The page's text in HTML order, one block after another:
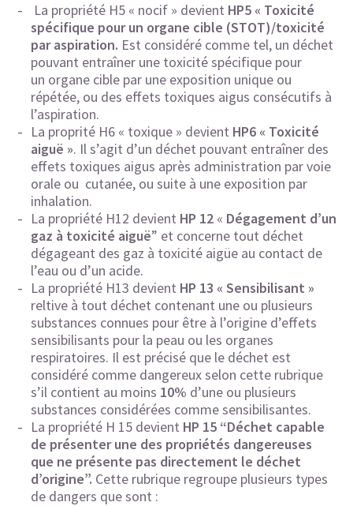
La propriété H5 « nocif » devient HP5 « Toxicité
spécifique pour un organe cible (STOT)/toxicité
par aspiration. Est considéré comme tel, un déchet
pouvant entraîner une toxicité spécifique pour
un organe cible par une exposition unique ou
répétée, ou des effets toxiques aigus consécutifs à
l’aspiration.
La proprité H6 « toxique » devient HP6 « Toxicité
aiguë ». Il s’agit d’un déchet pouvant entraîner des
effets toxiques aigus après administration par voie
orale ou cutanée, ou suite à une exposition par
inhalation.
La propriété H12 devient HP 12 « Dégagement d’un
gaz à toxicité aiguë” et concerne tout déchet
dégageant des gaz à toxicité aigüe au contact de
l’eau ou d’un acide.
La propriété H13 devient HP 13 « Sensibilisant »
reltive à tout déchet contenant une ou plusieurs
substances connues pour être à l’origine d’effets
sensibilisants pour la peau ou les organes
respiratoires. Il est précisé que le déchet est
considéré comme dangereux selon cette rubrique
s’il contient au moins 10% d’une ou plusieurs
substances considérées comme sensibilisantes.
La propriété H 15 devient HP 15 “Déchet capable
de présenter une des propriétés dangereuses
que ne présente pas directement le déchet
d’origine”. Cette rubrique regroupe plusieurs types
de dangers que sont :